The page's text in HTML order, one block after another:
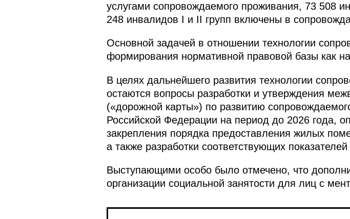
услугами сопровождаемого проживания, 73 508
248 инвалидов I и II групп включены в
Основной задачей в отношении технологии
формирования нормативной правовой базы как
В целях дальнейшего развития технологии
остаются вопросы разработки и утверждения
(«дорожной карты») по развитию
Российской Федерации на период до 2026 года,
закрепления порядка предоставления жилых
а также разработки соответствующих
Выступающими особо было отмечено, что
организации социальной занятости для лиц с